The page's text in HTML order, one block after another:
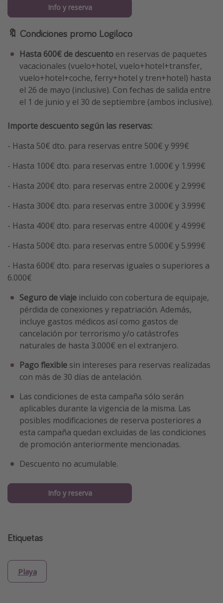
Info y reserva
🔖 Condiciones promo Logiloco
Hasta 600€ de descuento en reservas de paquetes
vacacionales (vuelo+hotel, vuelo+hotel+transfer,
vuelo+hotel+coche, ferry+hotel y tren+hotel) hasta
el 26 de mayo (inclusive). Con fechas de salida entre
el 1 de junio y el 30 de septiembre (ambos inclusive).
Importe descuento según las reservas:
- Hasta 50€ dto. para reservas entre 500€ y 999€
- Hasta 100€ dto. para reservas entre 1.000€ y 1.999€
- Hasta 200€ dto. para reservas entre 2.000€ y 2.999€
- Hasta 300€ dto. para reservas entre 3.000€ y 3.999€
- Hasta 400€ dto. para reservas entre 4.000€ y 4.999€
- Hasta 500€ dto. para reservas entre 5.000€ y 5.999€
- Hasta 600€ dto. para reservas iguales o superiores a
6.000€
Seguro de viaje incluido con cobertura de equipaje,
pérdida de conexiones y repatriación. Además,
incluye gastos médicos así como gastos de
cancelación por terrorismo y/o catástrofes
naturales de hasta 3.000€ en el extranjero.
Pago flexible sin intereses para reservas realizadas
con más de 30 días de antelación.
Las condiciones de esta campaña sólo serán
aplicables durante la vigencia de la misma. Las
posibles modificaciones de reserva posteriores a
esta campaña quedan excluidas de las condiciones
de promoción anteriormente mencionadas.
Descuento no acumulable.
Info y reserva
Etiquetas
Playa